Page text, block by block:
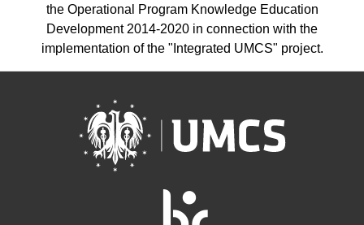
the Operational Program Knowledge Education
Development 2014-2020 in connection with the
implementation of the "Integrated UMCS" project.